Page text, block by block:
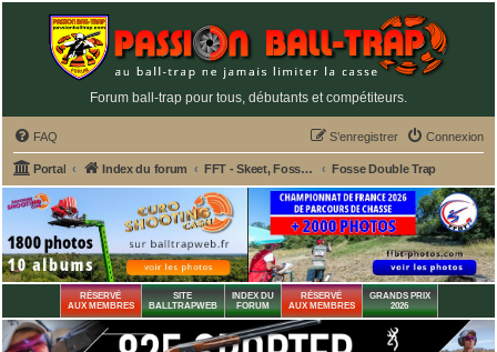
Forum ball-trap pour tous, débutants et compétiteurs.
FAQ Connexion
S’enregistrer
Portal Index du forum FFT - Skeet, Fosse Olympique, Double Trap Fosse Double Trap
RÉSERVÉ
AUX MEMBRES
SITE
BALLTRAPWEB
INDEX DU
FORUM
RÉSERVÉ
AUX MEMBRES
GRANDS PRIX
2026